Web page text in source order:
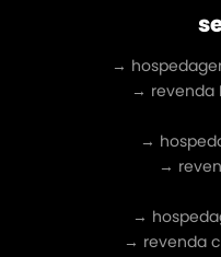
→
→ revenda
→
→
→
→ revenda